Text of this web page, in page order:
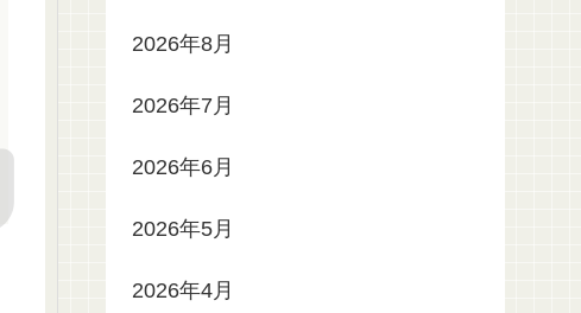
2026年8月
2026年7月
2026年6月
2026年5月
2026年4月